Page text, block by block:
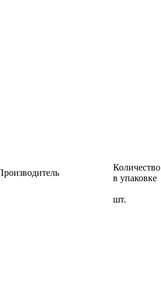
Количество
в упаковке
шт.